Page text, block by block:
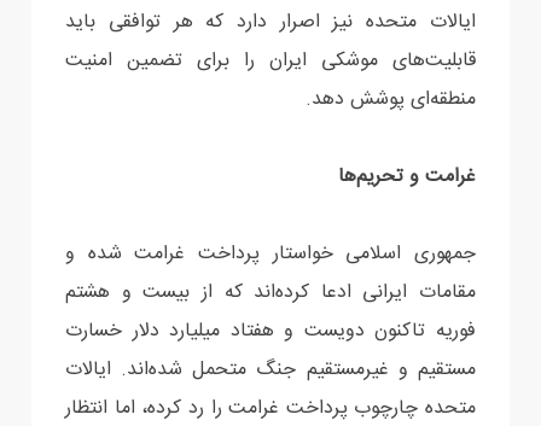
ایالات متحده نیز اصرار دارد که هر توافقی باید
قابلیت‌های موشکی ایران را برای تضمین امنیت
منطقه‌ای پوشش دهد.
غرامت و تحریم‌ها
جمهوری اسلامی خواستار پرداخت غرامت شده و
مقامات ایرانی ادعا کرده‌اند که از بیست و هشتم
فوریه تاکنون دویست و هفتاد میلیارد دلار خسارت
مستقیم و غیرمستقیم جنگ متحمل شده‌اند. ایالات
متحده چارچوب پرداخت غرامت را رد کرده، اما انتظار